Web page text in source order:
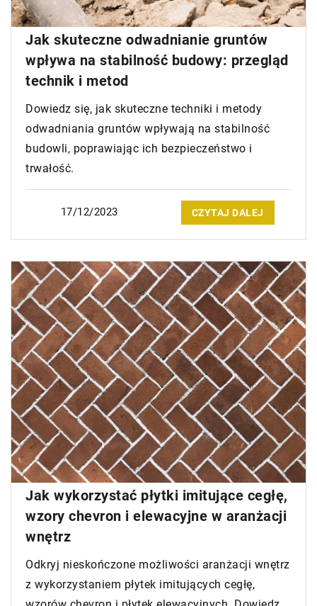
Jak skuteczne odwadnianie gruntów
wpływa na stabilność budowy: przegląd
technik i metod
Dowiedz się, jak skuteczne techniki i metody
odwadniania gruntów wpływają na stabilność
budowli, poprawiając ich bezpieczeństwo i
trwałość.
17/12/2023 CZYTAJ DALEJ
Jak wykorzystać płytki imitujące cegłę,
wzory chevron i elewacyjne w aranżacji
wnętrz
Odkryj nieskończone możliwości aranżacji wnętrz
z wykorzystaniem płytek imitujących cegłę,